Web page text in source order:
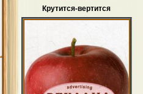
Крутится-вертится